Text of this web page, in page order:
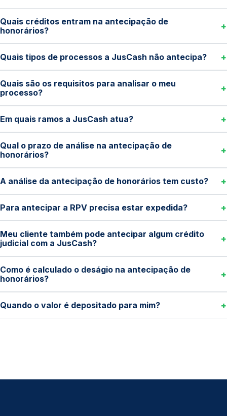
Quais créditos entram na antecipação de
honorários?
Quais tipos de processos a JusCash não antecipa?
Quais são os requisitos para analisar o meu
processo?
Em quais ramos a JusCash atua?
Qual o prazo de análise na antecipação de
honorários?
A análise da antecipação de honorários tem custo?
Para antecipar a RPV precisa estar expedida?
Meu cliente também pode antecipar algum crédito
judicial com a JusCash?
Como é calculado o deságio na antecipação de
honorários?
Quando o valor é depositado para mim?